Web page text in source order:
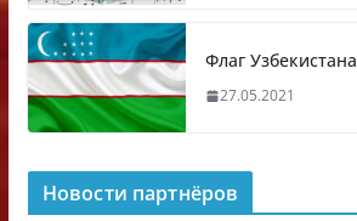
Флаг Узбекистана
27.05.2021
Новости партнёров